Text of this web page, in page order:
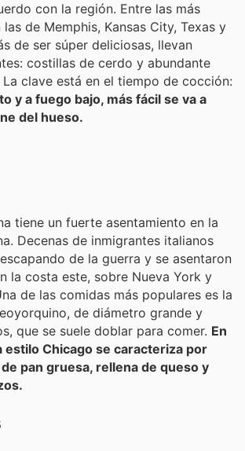
con la región. Entre las más
de Memphis, Kansas City, Texas y
de ser súper deliciosas, llevan
costillas de cerdo y abundante
clave está en el tiempo de cocción:
y a fuego bajo, más fácil se va a
del hueso.
tiene un fuerte asentamiento en la
Decenas de inmigrantes italianos
de la guerra y se asentaron
la costa este, sobre Nueva York y
de las comidas más populares es la
de diámetro grande y
que se suele doblar para comer. En
estilo Chicago se caracteriza por
pan gruesa, rellena de queso y